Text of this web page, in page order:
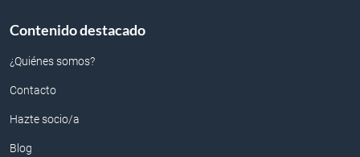
Contenido destacado
¿Quiénes somos?
Contacto
Hazte socio/a
Blog